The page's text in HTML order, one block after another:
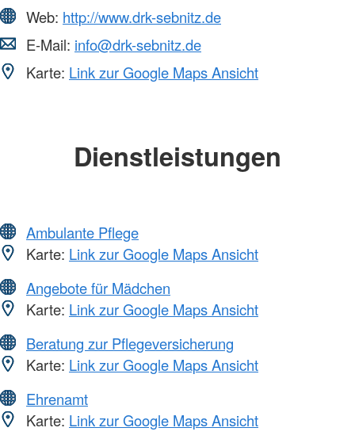
Web: http://www.drk-sebnitz.de
E-Mail: info@drk-sebnitz.de
Karte: Link zur Google Maps Ansicht
Dienstleistungen
Ambulante Pflege
Karte: Link zur Google Maps Ansicht
Angebote für Mädchen
Karte: Link zur Google Maps Ansicht
Beratung zur Pflegeversicherung
Karte: Link zur Google Maps Ansicht
Ehrenamt
Karte: Link zur Google Maps Ansicht